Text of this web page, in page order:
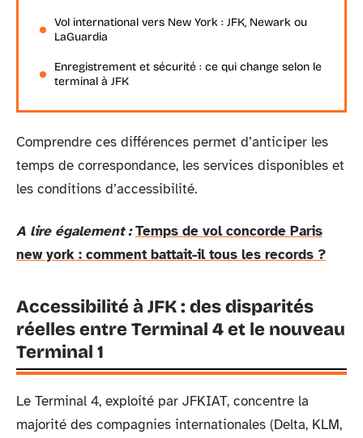
Vol international vers New York : JFK, Newark ou
LaGuardia
Enregistrement et sécurité : ce qui change selon le
terminal à JFK
Comprendre ces différences permet d’anticiper les
temps de correspondance, les services disponibles et
les conditions d’accessibilité.
A lire également : Temps de vol concorde Paris
new york : comment battait-il tous les records ?
Accessibilité à JFK : des disparités
réelles entre Terminal 4 et le nouveau
Terminal 1
Le Terminal 4, exploité par JFKIAT, concentre la
majorité des compagnies internationales (Delta, KLM,